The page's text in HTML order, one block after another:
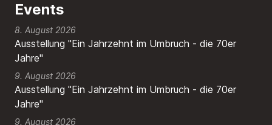
Events
8. August 2026
Ausstellung "Ein Jahrzehnt im Umbruch - die 70er
Jahre"
9. August 2026
Ausstellung "Ein Jahrzehnt im Umbruch - die 70er
Jahre"
9. August 2026